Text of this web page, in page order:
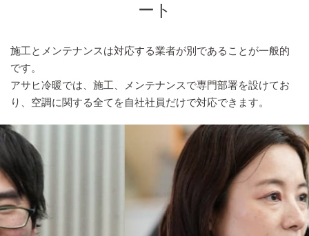
ート
施工とメンテナンスは対応する業者が別であることが一般的
です。
アサヒ冷暖では、施工、メンテナンスで専門部署を設けてお
り、空調に関する全てを自社社員だけで対応できます。